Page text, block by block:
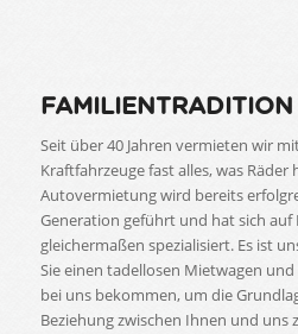
FAMILIENTRADITION
Seit über 40 Jahren vermieten wir
Kraftfahrzeuge fast alles, was Räder
Autovermietung wird bereits
Generation geführt und hat sich
gleichermaßen spezialisiert. Es ist
Sie einen tadellosen Mietwagen
bei uns bekommen, um die
Beziehung zwischen Ihnen und uns